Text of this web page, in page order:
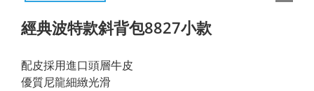
經典波特款斜背包8827小款
配皮採用進口頭層牛皮
優質尼龍細緻光滑